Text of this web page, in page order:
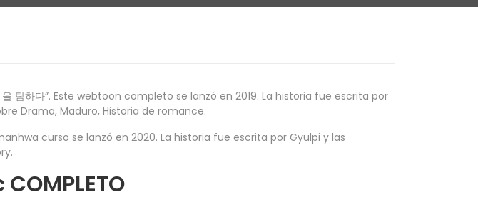
탐하다”. Este webtoon completo se lanzó en 2019. La historia fue escrita por
Drama, Maduro, Historia de romance.
curso se lanzó en 2020. La historia fue escrita por Gyulpi y las